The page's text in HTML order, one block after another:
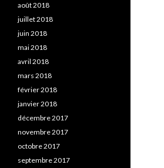
août 2018
juillet 2018
juin 2018
mai 2018
avril 2018
mars 2018
février 2018
janvier 2018
décembre 2017
novembre 2017
octobre 2017
septembre 2017